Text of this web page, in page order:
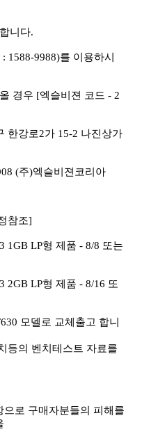
니다.
1588-9988)를 이용하시
경우 [엑슬비젼 코드 - 2
한강로2가 15-2 나진상가
(주)엑슬비젼코리아
참조]
1GB LP형 제품 - 8/8 또는
2GB LP형 제품 - 8/16 또
모델로 교체출고 합니
등의 벤치테스트 자료를
로 구매자분들의 피해를